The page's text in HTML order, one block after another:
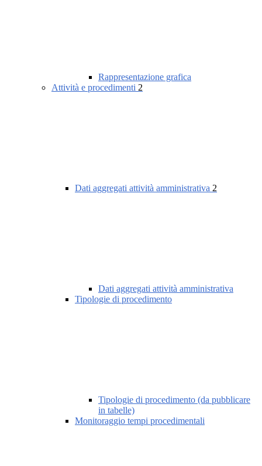
Rappresentazione grafica
Attività e procedimenti 2
Dati aggregati attività amministrativa 2
Dati aggregati attività amministrativa
Tipologie di procedimento
Tipologie di procedimento (da pubblicare
in tabelle)
Monitoraggio tempi procedimentali